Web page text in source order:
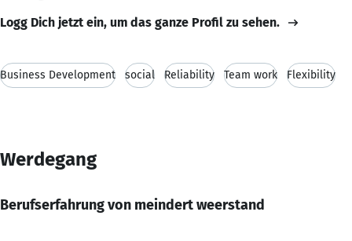
Logg Dich jetzt ein, um das ganze Profil zu sehen.
Business Development social Reliability Team work Flexibility
Werdegang
Berufserfahrung von meindert weerstand